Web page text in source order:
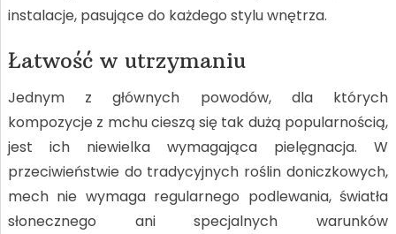
instalacje, pasujące do każdego stylu wnętrza.
Łatwość w utrzymaniu
Jednym z głównych powodów, dla których
kompozycje z mchu cieszą się tak dużą popularnością,
jest ich niewielka wymagająca pielęgnacja. W
przeciwieństwie do tradycyjnych roślin doniczkowych,
mech nie wymaga regularnego podlewania, światła
słonecznego ani specjalnych warunków